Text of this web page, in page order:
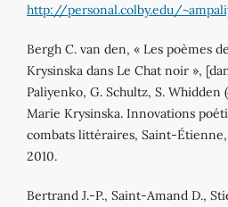
http://personal.colby.edu/
Bergh C. van den, « Les poèmes
Krysinska dans Le Chat noir »,
Paliyenko, G. Schultz, S. Whidden
Marie Krysinska. Innovations
combats littéraires, Saint‐Étienne,
2010.
Bertrand J.‐P., Saint‐Amand D.,